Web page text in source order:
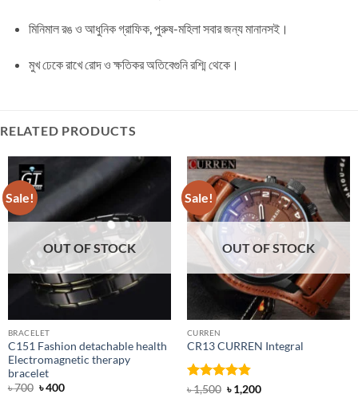
মিনিমাল রঙ ও আধুনিক গ্রাফিক, পুরুষ-মহিলা সবার জন্য মানানসই।
মুখ ঢেকে রাখে রোদ ও ক্ষতিকর অতিবেগুনি রশ্মি থেকে।
RELATED PRODUCTS
Sale!
OUT OF STOCK
BRACELET
C151 Fashion detachable health
Electromagnetic therapy
bracelet
৳700 Original
৳400Current
Sale!
OUT OF STOCK
CURREN
CR13 CURREN Integral
Rated 4.85
৳1,500 Original
price
৳1,200Current